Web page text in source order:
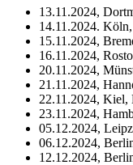
13.11.2024,
14.11.2024.
15.11.2024,
16.11.2024,
20.11.2024,
21.11.2024,
22.11.2024, Kiel,
23.11.2024,
05.12.2024,
06.12.2024,
12.12.2024,